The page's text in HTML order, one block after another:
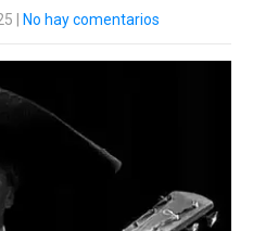
No hay comentarios